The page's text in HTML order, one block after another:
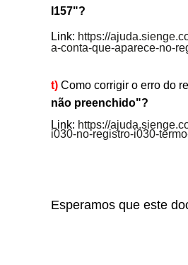
I157"?
Link: https://
a-conta-que-aparece-no-
t) Como corrigir o erro do
não preenchido"?
Link: https://
i030-no-registro-i030-
Esperamos que este